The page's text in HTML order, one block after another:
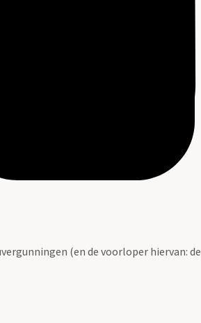
(en de voorloper hiervan: de